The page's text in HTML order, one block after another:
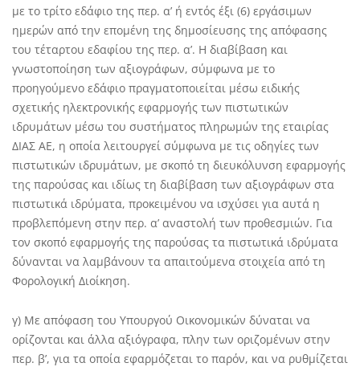
με το τρίτο εδάφιο της περ. α’ ή εντός έξι (6) εργάσιμων
ημερών από την επομένη της δημοσίευσης της απόφασης
του τέταρτου εδαφίου της περ. α’. Η διαβίβαση και
γνωστοποίηση των αξιογράφων, σύμφωνα με το
προηγούμενο εδάφιο πραγματοποιείται μέσω ειδικής
σχετικής ηλεκτρονικής εφαρμογής των πιστωτικών
ιδρυμάτων μέσω του συστήματος πληρωμών της εταιρίας
ΔΙΑΣ ΑΕ, η οποία λειτουργεί σύμφωνα με τις οδηγίες των
πιστωτικών ιδρυμάτων, με σκοπό τη διευκόλυνση εφαρμογής
της παρούσας και ιδίως τη διαβίβαση των αξιογράφων στα
πιστωτικά ιδρύματα, προκειμένου να ισχύσει για αυτά η
προβλεπόμενη στην περ. α’ αναστολή των προθεσμιών. Για
τον σκοπό εφαρμογής της παρούσας τα πιστωτικά ιδρύματα
δύνανται να λαμβάνουν τα απαιτούμενα στοιχεία από τη
Φορολογική Διοίκηση.
γ) Με απόφαση του Υπουργού Οικονομικών δύναται να
ορίζονται και άλλα αξιόγραφα, πλην των οριζομένων στην
περ. β’, για τα οποία εφαρμόζεται το παρόν, και να ρυθμίζεται